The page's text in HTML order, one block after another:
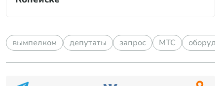
вымпелком депутаты запрос МТС